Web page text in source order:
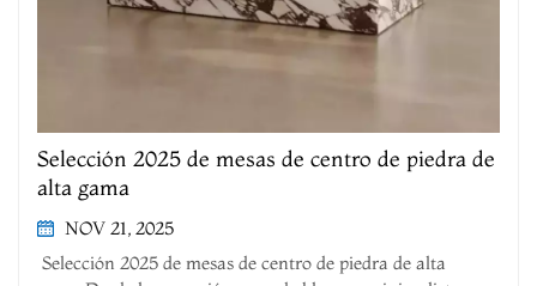
Selección 2025 de mesas de centro de piedra de
alta gama
NOV 21, 2025
Selección 2025 de mesas de centro de piedra de alta